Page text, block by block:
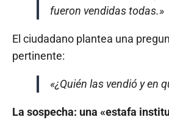
fueron vendidas todas.»
El ciudadano plantea una
pertinente:
«¿Quién las vendió y en
La sospecha: una «estafa